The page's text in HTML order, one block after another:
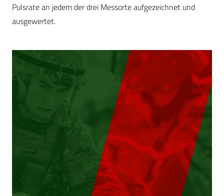
Pulsrate an jedem der drei Messorte aufgezeichnet und
ausgewertet.